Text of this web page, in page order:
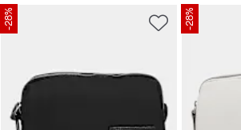
-28% -28%